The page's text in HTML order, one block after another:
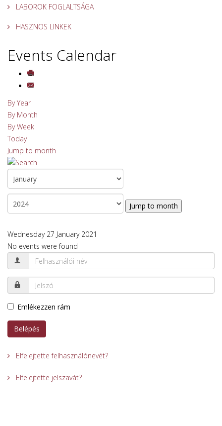
LABOROK FOGLALTSÁGA
HASZNOS LINKEK
Events Calendar
By Year
By Month
By Week
Today
Jump to month
Jump to month
Wednesday 27 January 2021
No events were found
Emlékezzen rám
Belépés
Elfelejtette felhasználónevét?
Elfelejtette jelszavát?